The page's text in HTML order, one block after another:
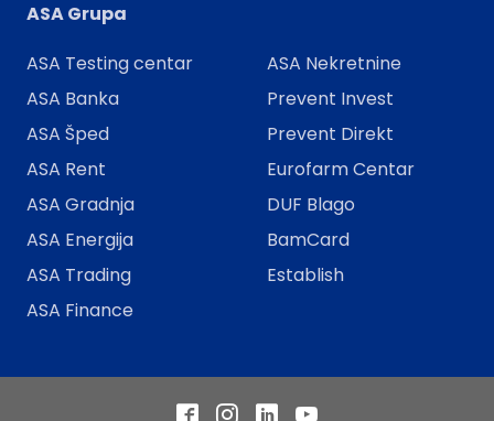
ASA Grupa
ASA Testing centar
ASA Banka
ASA Šped
ASA Rent
ASA Gradnja
ASA Energija
ASA Trading
ASA Finance
ASA Nekretnine
Prevent Invest
Prevent Direkt
Eurofarm Centar
DUF Blago
BamCard
Establish
FacebookInstagram
LinkedInYouTube